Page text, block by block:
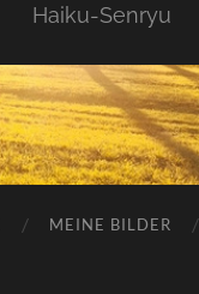
Haiku-Senryu
MEINE BILDER